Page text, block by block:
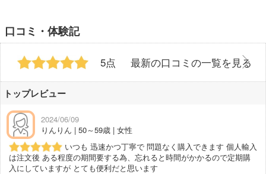
口コミ・体験記
5点 最新の口コミの一覧を見る
トップレビュー
2024/06/09
りんりん | 50～59歳 | 女性
いつも 迅速かつ丁寧で 問題なく購入できます 個人輸入
は注文後 ある程度の期間要する為、忘れると時間がかかるので定期購
入にしていますが とても便利だと思います